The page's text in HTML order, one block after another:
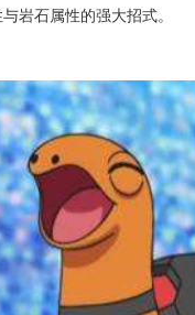
岩石属性的强大招式。